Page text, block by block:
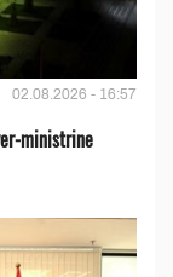
02.08.2026 - 16:57
ministrine